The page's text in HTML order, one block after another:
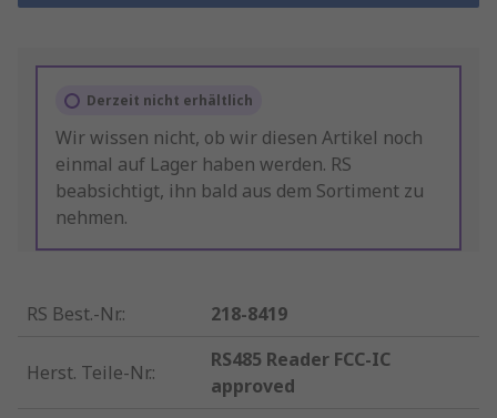
Derzeit nicht erhältlich
Wir wissen nicht, ob wir diesen Artikel noch
einmal auf Lager haben werden. RS
beabsichtigt, ihn bald aus dem Sortiment zu
nehmen.
RS Best.-Nr.: 218-8419
Herst. Teile-Nr.:
RS485 Reader FCC-IC
approved